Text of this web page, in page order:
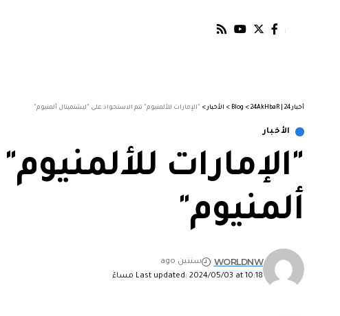
أخبار 24 | 24AkHbaR >
Blog
> الأخبار > "الإمارات للألمنيوم" تتم الاستحواذ على "ليشتميتال ألمنيوم"
الأخبار
"الإمارات
ألمنيوم"
Last updated: 2024/05/03 at 10:18 مساءً
WORLDNW
سنتين ago